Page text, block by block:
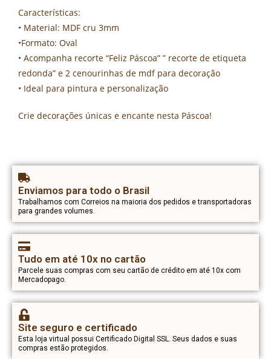
Características:
• Material: MDF cru 3mm
•Formato: Oval
• Acompanha recorte “Feliz Páscoa” ” recorte de etiqueta
redonda” e 2 cenourinhas de mdf para decoração
• Ideal para pintura e personalização
Crie decorações únicas e encante nesta Páscoa!
Enviamos para todo o Brasil
Trabalhamos com Correios na maioria dos pedidos e transportadoras
para grandes volumes.
Tudo em até 10x no cartão
Parcele suas compras com seu cartão de crédito em até 10x com
Mercadopago.
Site seguro e certificado
Esta loja virtual possui Certificado Digital SSL. Seus dados e suas
compras estão protegidos.